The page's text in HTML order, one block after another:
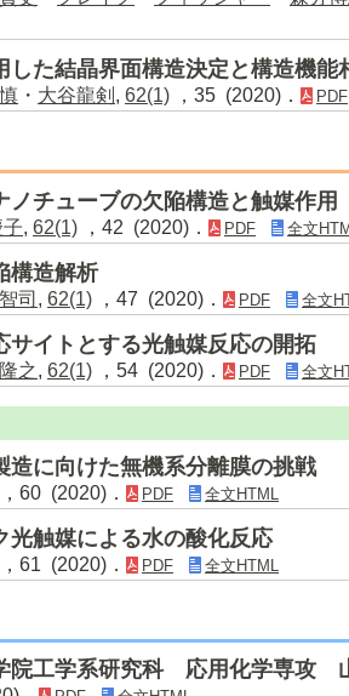
した結晶界面構造決定と構造機能
・ 大谷龍剣 , 62(1) ，35 (2020)． PDF
ノチューブの欠陥構造と触媒作用
子, 62(1) ，42 (2020)． PDF 全文
構造解析
司 , 62(1) ，47 (2020)． PDF 全文
サイトとする光触媒反応の開拓
之, 62(1) ，54 (2020)． PDF 全文
造に向けた無機系分離膜の挑戦
，60 (2020)． PDF 全文HTML
光触媒による水の酸化反応
，61 (2020)． PDF 全文HTML
工学系研究科 応用化学専攻